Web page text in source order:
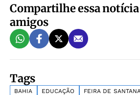
Compartilhe essa notícia
amigos
Tags
BAHIA EDUCAÇÃO FEIRA DE